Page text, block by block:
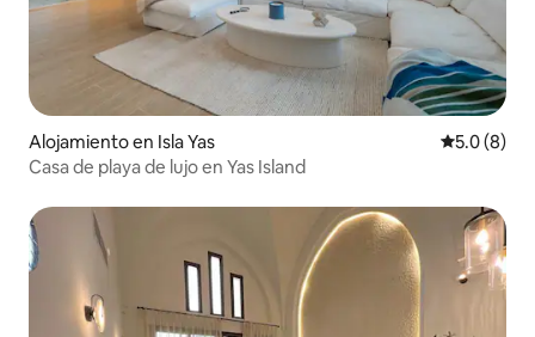
Alojamiento en Isla Yas
5.0 (8)
Casa de playa de lujo en Yas Island